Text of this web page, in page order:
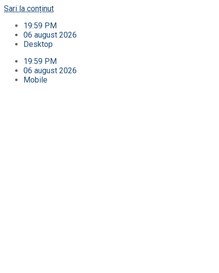
Sari la conținut
19:59 PM
06 august 2026
Desktop
19:59 PM
06 august 2026
Mobile